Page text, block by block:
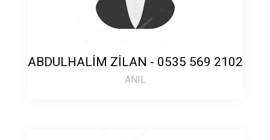
ABDULHALİM ZİLAN - 0535 569 2102
ANIL